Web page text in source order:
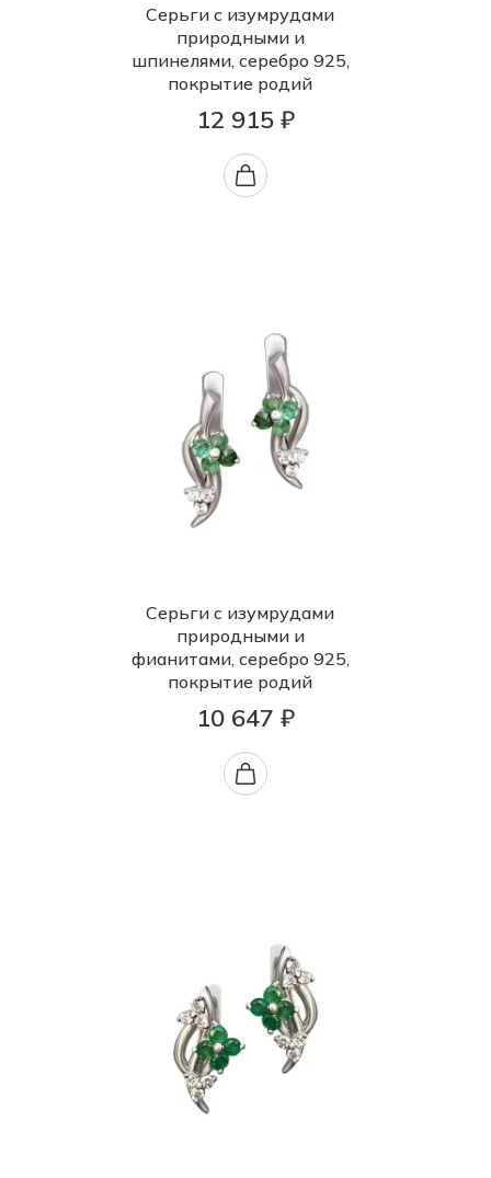
Серьги с изумрудами
природными и
шпинелями, серебро 925,
покрытие родий
12 915 ₽
Серьги с изумрудами
природными и
фианитами, серебро 925,
покрытие родий
10 647 ₽